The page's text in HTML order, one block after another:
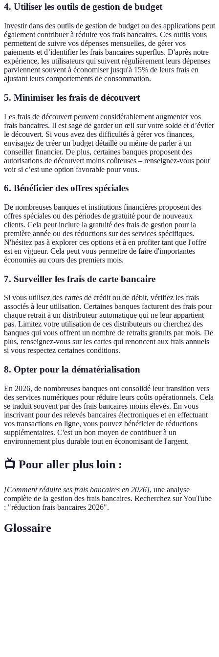
4. Utiliser les outils de gestion de budget
Investir dans des outils de gestion de budget ou des applications peut
également contribuer à réduire vos frais bancaires. Ces outils vous
permettent de suivre vos dépenses mensuelles, de gérer vos
paiements et d’identifier les frais bancaires superflus. D'après notre
expérience, les utilisateurs qui suivent régulièrement leurs dépenses
parviennent souvent à économiser jusqu'à 15% de leurs frais en
ajustant leurs comportements de consommation.
5. Minimiser les frais de découvert
Les frais de découvert peuvent considérablement augmenter vos
frais bancaires. Il est sage de garder un œil sur votre solde et d’éviter
le découvert. Si vous avez des difficultés à gérer vos finances,
envisagez de créer un budget détaillé ou même de parler à un
conseiller financier. De plus, certaines banques proposent des
autorisations de découvert moins coûteuses – renseignez-vous pour
voir si c’est une option favorable pour vous.
6. Bénéficier des offres spéciales
De nombreuses banques et institutions financières proposent des
offres spéciales ou des périodes de gratuité pour de nouveaux
clients. Cela peut inclure la gratuité des frais de gestion pour la
première année ou des réductions sur des services spécifiques.
N'hésitez pas à explorer ces options et à en profiter tant que l'offre
est en vigueur. Cela peut vous permettre de faire d'importantes
économies au cours des premiers mois.
7. Surveiller les frais de carte bancaire
Si vous utilisez des cartes de crédit ou de débit, vérifiez les frais
associés à leur utilisation. Certaines banques facturent des frais pour
chaque retrait à un distributeur automatique qui ne leur appartient
pas. Limitez votre utilisation de ces distributeurs ou cherchez des
banques qui vous offrent un nombre de retraits gratuits par mois. De
plus, renseignez-vous sur les cartes qui renoncent aux frais annuels
si vous respectez certaines conditions.
8. Opter pour la dématérialisation
En 2026, de nombreuses banques ont consolidé leur transition vers
des services numériques pour réduire leurs coûts opérationnels. Cela
se traduit souvent par des frais bancaires moins élevés. En vous
inscrivant pour des relevés bancaires électroniques et en effectuant
vos transactions en ligne, vous pouvez bénéficier de réductions
supplémentaires. C'est un bon moyen de contribuer à un
environnement plus durable tout en économisant de l'argent.
📺 Pour aller plus loin :
[Comment réduire ses frais bancaires en 2026], une analyse
complète de la gestion des frais bancaires. Recherchez sur YouTube
: "réduction frais bancaires 2026".
Glossaire